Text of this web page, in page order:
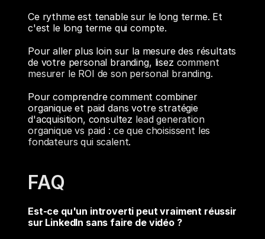
Ce rythme est tenable sur le long terme. Et
c'est le long terme qui compte.
Pour aller plus loin sur la mesure des résultats
de votre personal branding, lisez comment
mesurer le ROI de son personal branding.
Pour comprendre comment combiner
organique et paid dans votre stratégie
d'acquisition, consultez lead generation
organique vs paid : ce que choisissent les
fondateurs qui scalent.
FAQ
Est-ce qu'un introverti peut vraiment réussir
sur LinkedIn sans faire de vidéo ?